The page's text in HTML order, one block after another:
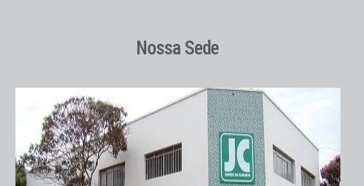
Nossa Sede